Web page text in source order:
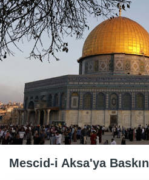
Mescid-i Aksa'ya Baskın